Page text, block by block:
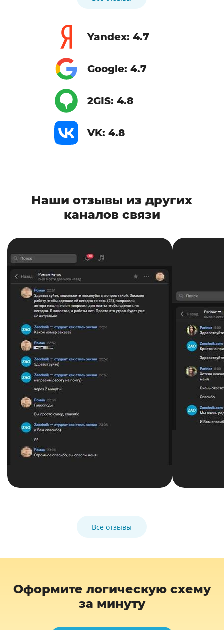
Yandex: 4.7
Google: 4.7
2GIS: 4.8
VK: 4.8
Наши отзывы из других
каналов связи
Все отзывы
Оформите логическую схему
за минуту